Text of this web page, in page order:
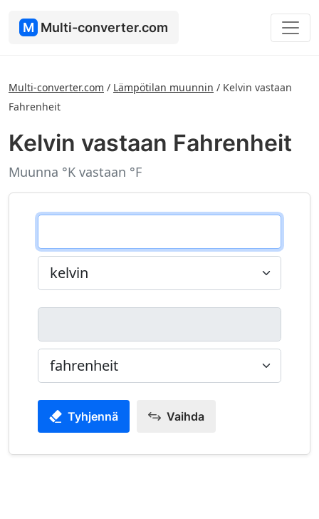
M Multi-converter.com
Multi-converter.com / Lämpötilan muunnin / Kelvin vastaan
Fahrenheit
Kelvin vastaan Fahrenheit
Muunna °K vastaan °F
Tyhjennä Vaihda